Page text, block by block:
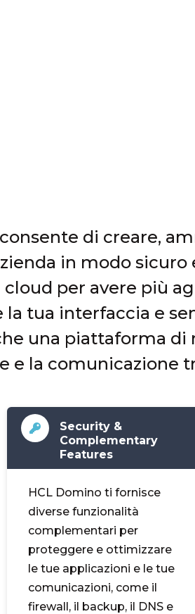
di creare,
in modo sicuro
per avere più
la tua interfaccia e
una piattaforma di
e la comunicazione
Security &
Complementary
Features
HCL Domino ti fornisce
diverse funzionalità
complementari per
proteggere e ottimizzare
le tue applicazioni e le tue
comunicazioni, come il
firewall, il backup, il DNS e